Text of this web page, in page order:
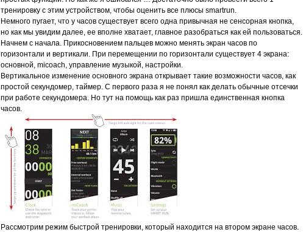
тренировку с этим устройством, чтобы оценить все плюсы smartrun.
Немного пугает, что у часов существует всего одна привычная не сенсорная кнопка,
но как мы увидим далее, ее вполне хватает, главное разобраться как ей пользоваться.
Начнем с начала. Прикосновением пальцев можно менять экран часов по
горизонтали и вертикали. При перемещении по горизонтали существует 4 экрана:
основной, micoach, управление музыкой, настройки.
Вертикальное изменение основного экрана открывает такие возможности часов, как
простой секундомер, таймер. С первого раза я не понял как делать обычные отсечки
при работе секундомера. Но тут на помощь как раз пришла единственная кнопка
часов.
Рассмотрим режим быстрой тренировки, который находится на втором экране часов.